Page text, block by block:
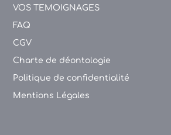
VOS TEMOIGNAGES
FAQ
CGV
Charte de déontologie
Politique de confidentialité
Mentions Légales